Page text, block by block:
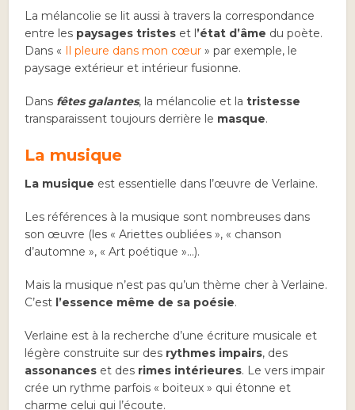
La mélancolie se lit aussi à travers la correspondance
entre les paysages tristes et l’état d’âme du poète.
Dans « Il pleure dans mon cœur » par exemple, le
paysage extérieur et intérieur fusionne.
Dans fêtes galantes, la mélancolie et latristesse
transparaissent toujours derrière le masque.
La musique
La musique est essentielle dans l’œuvre de Verlaine.
Les références à la musique sont nombreuses dans
son œuvre (les « Ariettes oubliées », « chanson
d’automne », « Art poétique »…).
Mais la musique n’est pas qu’un thème cher à Verlaine.
C’est l’essence même de sa poésie.
Verlaine est à la recherche d’une écriture musicale et
légère construite sur des rythmes impairs, des
assonances et des rimes intérieures. Le vers impair
crée un rythme parfois « boiteux » qui étonne et
charme celui qui l’écoute.